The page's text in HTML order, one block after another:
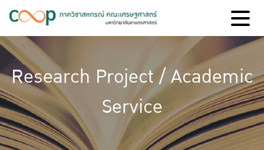
Research Project / Academic
Service